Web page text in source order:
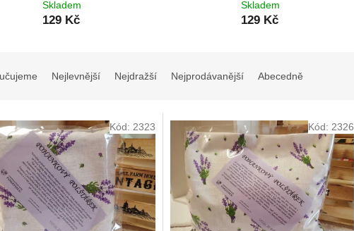
Skladem
129 Kč
Skladem
129 Kč
Nejlevnější Nejdražší Nejprodávanější Abecedně
Kód: 2323 Kód: 2326